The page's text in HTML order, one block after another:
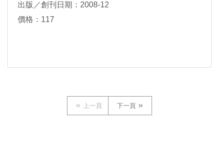
出版／創刊日期：2008-12
價格：117
上一頁 下一頁